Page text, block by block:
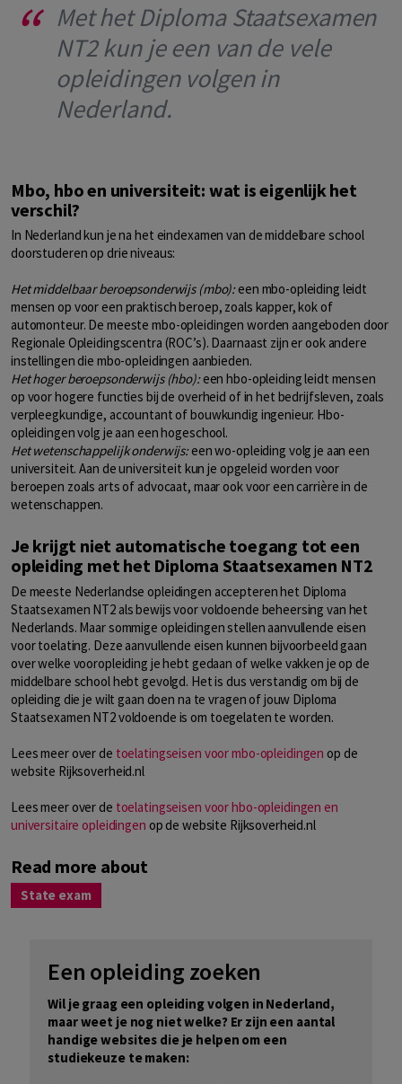
Met het Diploma Staatsexamen
NT2 kun je een van de vele
opleidingen volgen in
Nederland.
Mbo, hbo en universiteit: wat is eigenlijk het
verschil?
In Nederland kun je na het eindexamen van de middelbare school
doorstuderen op drie niveaus:
Het middelbaar beroepsonderwijs (mbo):een mbo-opleiding leidt
mensen op voor een praktisch beroep, zoals kapper, kok of
automonteur. De meeste mbo-opleidingen worden aangeboden door
Regionale Opleidingscentra (ROC’s). Daarnaast zijn er ook andere
instellingen die mbo-opleidingen aanbieden.
Het hoger beroepsonderwijs (hbo):een hbo-opleiding leidt mensen
op voor hogere functies bij de overheid of in het bedrijfsleven, zoals
verpleegkundige, accountant of bouwkundig ingenieur. Hbo-
opleidingen volg je aan een hogeschool.
Het wetenschappelijk onderwijs:een wo-opleiding volg je aan een
universiteit. Aan de universiteit kun je opgeleid worden voor
beroepen zoals arts of advocaat, maar ook voor een carrière in de
wetenschappen.
Je krijgt niet automatische toegang tot een
opleiding met het Diploma Staatsexamen NT2
De meeste Nederlandse opleidingen accepteren het Diploma
Staatsexamen NT2 als bewijs voor voldoende beheersing van het
Nederlands. Maar sommige opleidingen stellen aanvullende eisen
voor toelating. Deze aanvullende eisen kunnen bijvoorbeeld gaan
over welke vooropleiding je hebt gedaan of welke vakken je op de
middelbare school hebt gevolgd. Het is dus verstandig om bij de
opleiding die je wilt gaan doen na te vragen of jouw Diploma
Staatsexamen NT2 voldoende is om toegelaten te worden.
Lees meer over de toelatingseisen voor mbo-opleidingen op de
website Rijksoverheid.nl
Lees meer over de toelatingseisen voor hbo-opleidingen en
universitaire opleidingen op de website Rijksoverheid.nl
Read more about
State exam
Een opleiding zoeken
Wil je graag een opleiding volgen in Nederland,
maar weet je nog niet welke? Er zijn een aantal
handige websites die je helpen om een
studiekeuze te maken: